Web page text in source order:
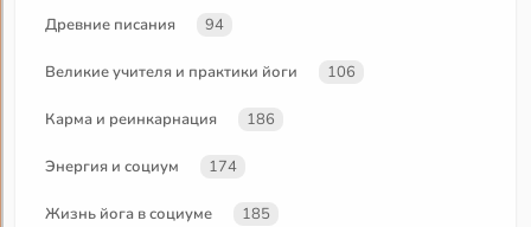
Древние писания 94
Великие учителя и практики йоги 106
Карма и реинкарнация 186
Энергия и социум 174
Жизнь йога в социуме 185